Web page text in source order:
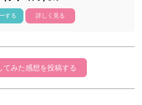
する 詳しく見る
てみた感想を投稿する